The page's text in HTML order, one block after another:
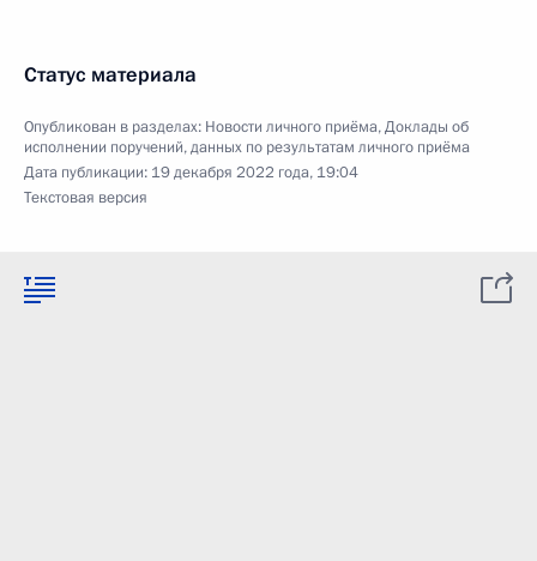
Статус материала
Опубликован в разделах: Новости личного приёма,Доклады об
исполнении поручений, данных по результатам личного приёма
Дата публикации: 19 декабря 2022 года, 19:04
Текстовая версия